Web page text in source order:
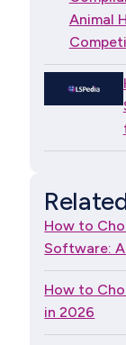
Animal
How to
Software:
How to
in 2026